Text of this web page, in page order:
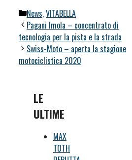
Categorie
News,VITABELLA
Pagani Imola – concentrato di
tecnologia per la pista e la strada
Swiss-Moto – aperta la stagione
motociclistica 2020
LE
ULTIME
MAX
TOTH